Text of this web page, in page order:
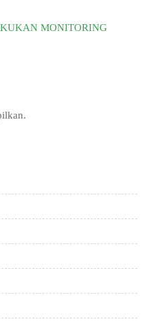
MONITORING